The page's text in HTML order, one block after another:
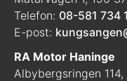
Telefon: 08-581 734
E-post:
RA Motor Haninge
Albybergsringen